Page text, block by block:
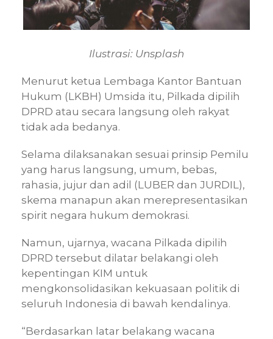
Ilustrasi: Unsplash
Menurut ketua Lembaga Kantor Bantuan
Hukum (LKBH) Umsida itu, Pilkada dipilih
DPRD atau secara langsung oleh rakyat
tidak ada bedanya.
Selama dilaksanakan sesuai prinsip Pemilu
yang harus langsung, umum, bebas,
rahasia, jujur dan adil (LUBER dan JURDIL),
skema manapun akan merepresentasikan
spirit negara hukum demokrasi.
Namun, ujarnya, wacana Pilkada dipilih
DPRD tersebut dilatar belakangi oleh
kepentingan KIM untuk
mengkonsolidasikan kekuasaan politik di
seluruh Indonesia di bawah kendalinya.
“Berdasarkan latar belakang wacana